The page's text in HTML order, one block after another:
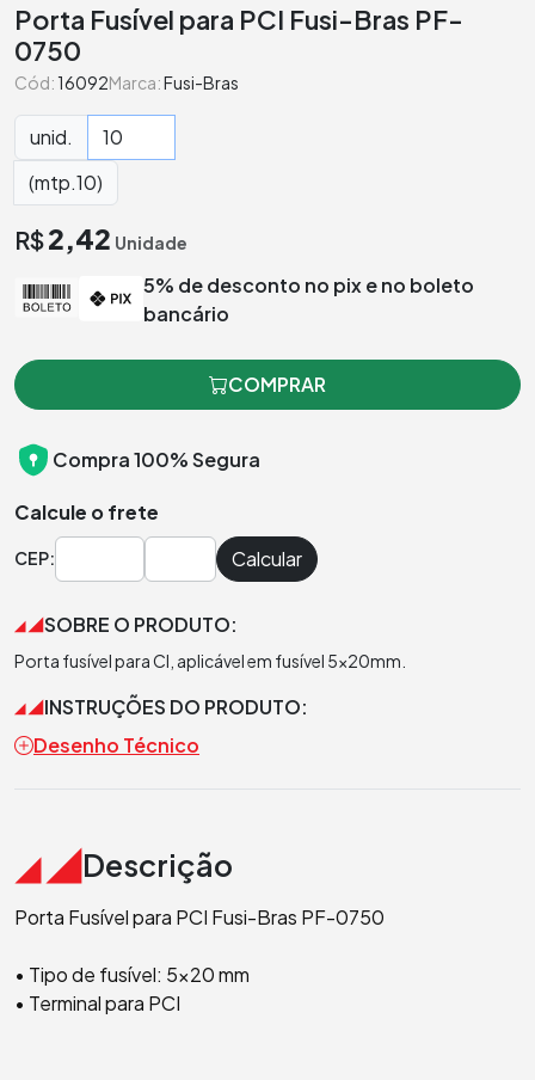
Porta Fusível para PCI Fusi-Bras PF-
0750
Cód:16092Marca:Fusi-Bras
unid.
(mtp.10)
R$2,42 Unidade
5% de desconto no pix e no boleto
bancário
COMPRAR
Compra 100% Segura
Calcule o frete
CEP: Calcular
SOBRE O PRODUTO:
Porta fusível para CI, aplicável em fusível 5x20mm.
INSTRUÇÕES DO PRODUTO:
Desenho Técnico
Descrição
Porta Fusível para PCI Fusi-Bras PF-0750
• Tipo de fusível: 5x20 mm
• Terminal para PCI